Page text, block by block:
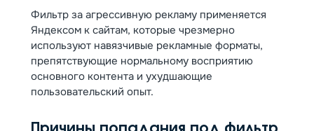
Фильтр за агрессивную рекламу применяется
Яндексом к сайтам, которые чрезмерно
используют навязчивые рекламные форматы,
препятствующие нормальному восприятию
основного контента и ухудшающие
пользовательский опыт.